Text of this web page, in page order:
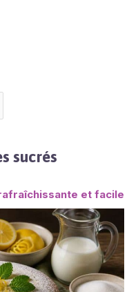
dans
sucrés
et facile